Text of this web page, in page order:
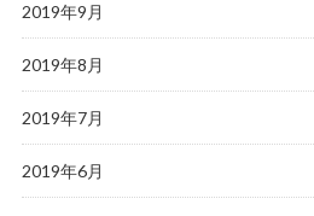
2019年9月
2019年8月
2019年7月
2019年6月